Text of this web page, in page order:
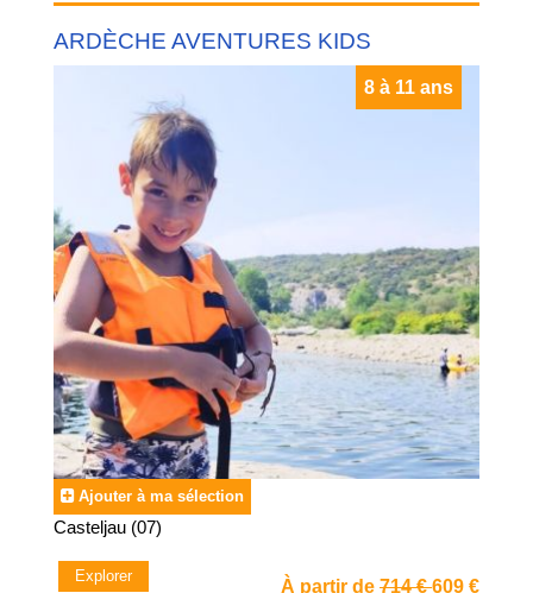
ARDÈCHE AVENTURES KIDS
8 à 11 ans
Ajouter à ma sélection
Casteljau (07)
Explorer
À partir de 714 €609 €